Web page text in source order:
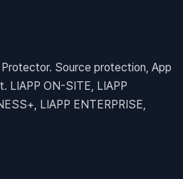
Protector. Source protection, App
LIAPP ON-SITE, LIAPP
LIAPP ENTERPRISE,